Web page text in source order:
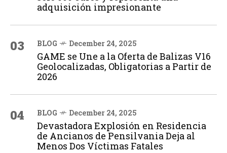
adquisición impresionante
03 BLOG December 24, 2025
GAME se Une a la Oferta de Balizas V16
Geolocalizadas, Obligatorias a Partir de
2026
04 BLOG December 24, 2025
Devastadora Explosión en Residencia
de Ancianos de Pensilvania Deja al
Menos Dos Víctimas Fatales